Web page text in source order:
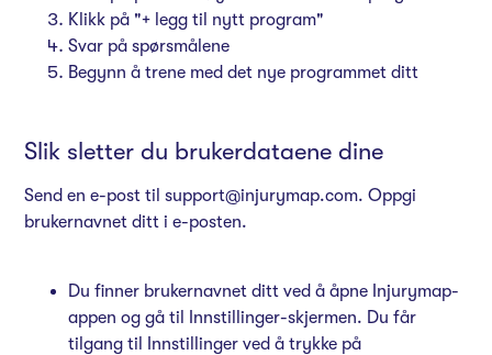
Klikk på "+ legg til nytt program"
Svar på spørsmålene
Begynn å trene med det nye programmet ditt
Slik sletter du brukerdataene dine
Send en e-post tilsupport@injurymap.com. Oppgi
brukernavnet ditt i e-posten.
Du finner brukernavnet ditt ved å åpne Injurymap-
appen og gå til Innstillinger-skjermen. Du får
tilgang til Innstillinger ved å trykke på